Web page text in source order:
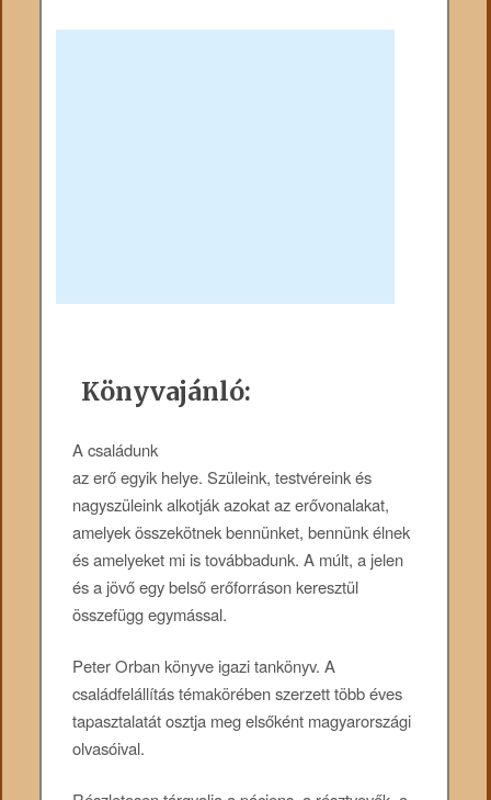
Könyvajánló:
A családunk
az erő egyik helye. Szüleink, testvéreink és
nagyszüleink alkotják azokat az erővonalakat,
amelyek összekötnek bennünket, bennünk élnek
és amelyeket mi is továbbadunk. A múlt, a jelen
és a jövő egy belső erőforráson keresztül
összefügg egymással.
Peter Orban könyve igazi tankönyv. A
családfelállítás témakörében szerzett több éves
tapasztalatát osztja meg elsőként magyarországi
olvasóival.